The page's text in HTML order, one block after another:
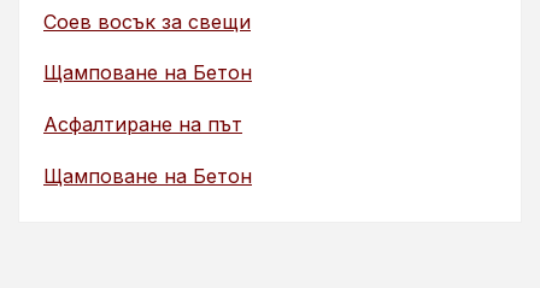
Соев восък за свещи
Щамповане на Бетон
Асфалтиране на път
Щамповане на Бетон